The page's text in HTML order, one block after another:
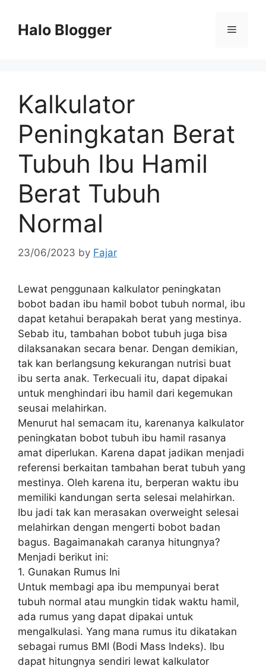
contentHalo Blogger Menu
Kalkulator
Peningkatan Berat
Tubuh Ibu Hamil
Berat Tubuh
Normal
23/06/2023 by Fajar
Lewat penggunaan kalkulator peningkatan
bobot badan ibu hamil bobot tubuh normal, ibu
dapat ketahui berapakah berat yang mestinya.
Sebab itu, tambahan bobot tubuh juga bisa
dilaksanakan secara benar. Dengan demikian,
tak kan berlangsung kekurangan nutrisi buat
ibu serta anak. Terkecuali itu, dapat dipakai
untuk menghindari ibu hamil dari kegemukan
seusai melahirkan.
Menurut hal semacam itu, karenanya kalkulator
peningkatan bobot tubuh ibu hamil rasanya
amat diperlukan. Karena dapat jadikan menjadi
referensi berkaitan tambahan berat tubuh yang
mestinya. Oleh karena itu, berperan waktu ibu
memiliki kandungan serta selesai melahirkan.
Ibu jadi tak kan merasakan overweight selesai
melahirkan dengan mengerti bobot badan
bagus. Bagaimanakah caranya hitungnya?
Menjadi berikut ini:
1. Gunakan Rumus Ini
Untuk membagi apa ibu mempunyai berat
tubuh normal atau mungkin tidak waktu hamil,
ada rumus yang dapat dipakai untuk
mengalkulasi. Yang mana rumus itu dikatakan
sebagai rumus BMI (Bodi Mass Indeks). Ibu
dapat hitungnya sendiri lewat kalkulator